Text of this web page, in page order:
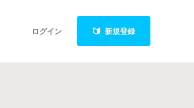
ログイン 新規登録